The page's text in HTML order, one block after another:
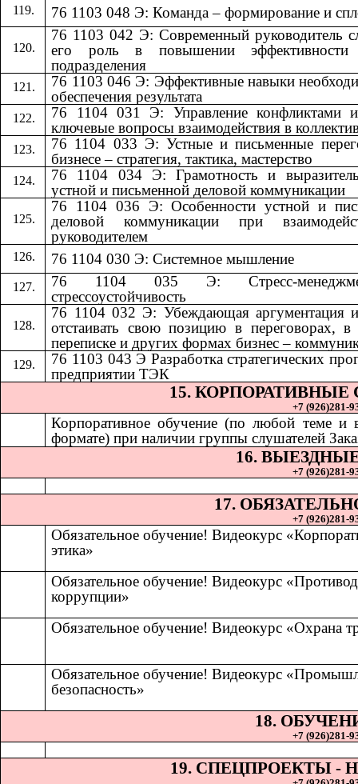
76 1103 048 Э: Команда – формирование и
76 1103 042 Э: Современный руководитель
его роль в повышении эффективности
подразделения
76 1103 046 Э: Эффективные навыки
обеспечения результата
76 1104 031 Э: Управление конфликтами
ключевые вопросы взаимодействия в
76 1104 033 Э: Устные и письменные
бизнесе – стратегия, тактика, мастерство
76 1104 034 Э: Грамотность и
устной и письменной деловой коммуникации
76 1104 036 Э: Особенности устной и
деловой коммуникации при
руководителем
76 1104 030 Э: Системное мышление
76 1104 035 Э: Стресс-
стрессоустойчивость
76 1104 032 Э: Убеждающая аргументация
отстаивать свою позицию в переговорах, в
переписке и других формах бизнес –
76 1103 043 Э Разработка стратегических
предприятии ТЭК
15.
+7 (926)281-
Корпоративное обучение (по любой теме и
формате) при наличии группы слушателей
16.
+7 (926)281-
17.
+7 (926)281-
Обязательное обучение! Видеокурс
этика»
Обязательное обучение! Видеокурс
коррупции»
Обязательное обучение! Видеокурс «Охрана
Обязательное обучение! Видеокурс
безопасность»
18.
+7 (926)281-
19. СПЕЦПРОЕКТЫ